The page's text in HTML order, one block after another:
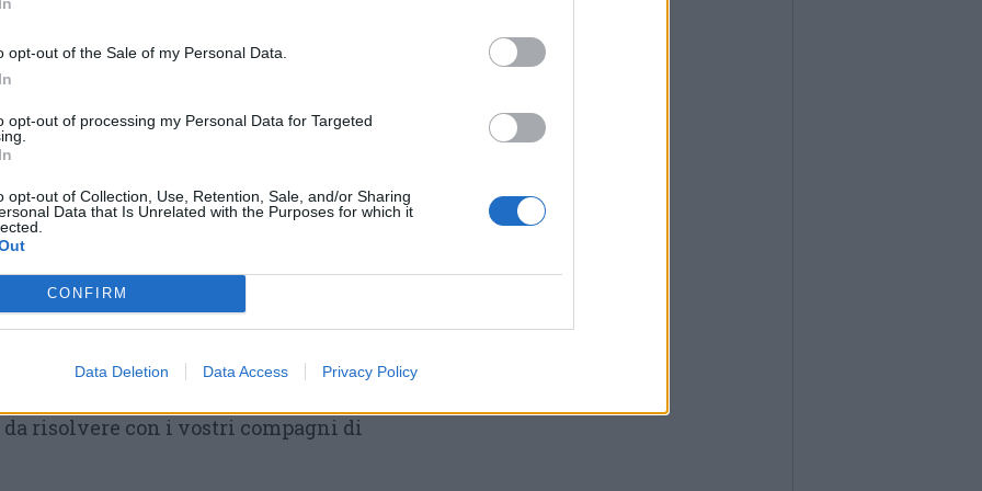
opt-out of the Sale of my Personal Data.
opt-out of processing my Personal Data for Targeted
opt-out of Collection, Use, Retention, Sale, and/or Sharing
Data that Is Unrelated with the Purposes for which it
CONFIRM
Data Deletion Data Access Privacy Policy
è pensata per tutti e
iniziare il gioco a qualsiasi ora, di
passo per giocare è
sul proprio smartphone. Una volta
indicato nell’app, si potrà creare la
a vivere un’ora carica di emozioni e
composta
. Per giocare in un gruppo più
in più squadre. Ognuno riceverà
mettete insieme i pezzi e scoprite
in una coinvolgente storia fatta di
risolvere con i vostri compagni di